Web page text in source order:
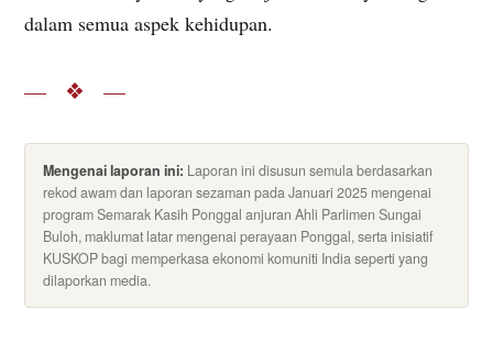
dalam semua aspek kehidupan.
— ❖ —
Mengenai laporan ini: Laporan ini disusun semula berdasarkan
rekod awam dan laporan sezaman pada Januari 2025 mengenai
program Semarak Kasih Ponggal anjuran Ahli Parlimen Sungai
Buloh, maklumat latar mengenai perayaan Ponggal, serta inisiatif
KUSKOP bagi memperkasa ekonomi komuniti India seperti yang
dilaporkan media.